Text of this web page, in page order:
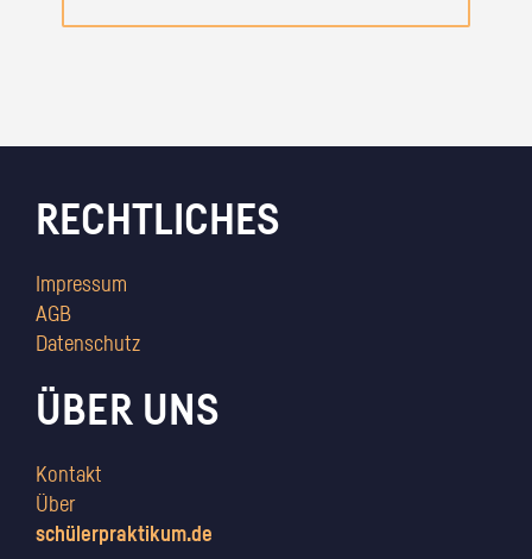
RECHTLICHES
Impressum
AGB
Datenschutz
ÜBER UNS
Kontakt
Über
schülerpraktikum.de